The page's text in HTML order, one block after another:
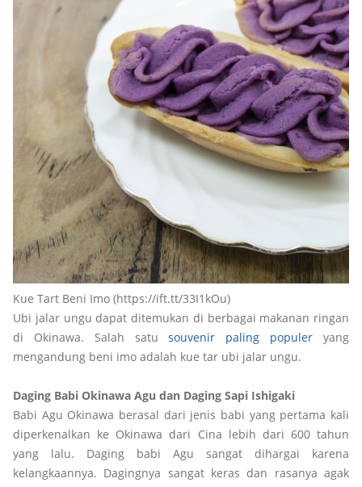
Kue Tart Beni Imo (https://ift.tt/33I1kOu)
Ubi jalar ungu dapat ditemukan di berbagai makanan ringan
di Okinawa. Salah satusouvenir paling populer yang
mengandung beni imo adalah kue tar ubi jalar ungu.
Daging Babi Okinawa Agu dan Daging Sapi Ishigaki
Babi Agu Okinawa berasal dari jenis babi yang pertama kali
diperkenalkan ke Okinawa dari Cina lebih dari 600 tahun
yang lalu. Daging babi Agu sangat dihargai karena
kelangkaannya. Dagingnya sangat keras dan rasanya agak